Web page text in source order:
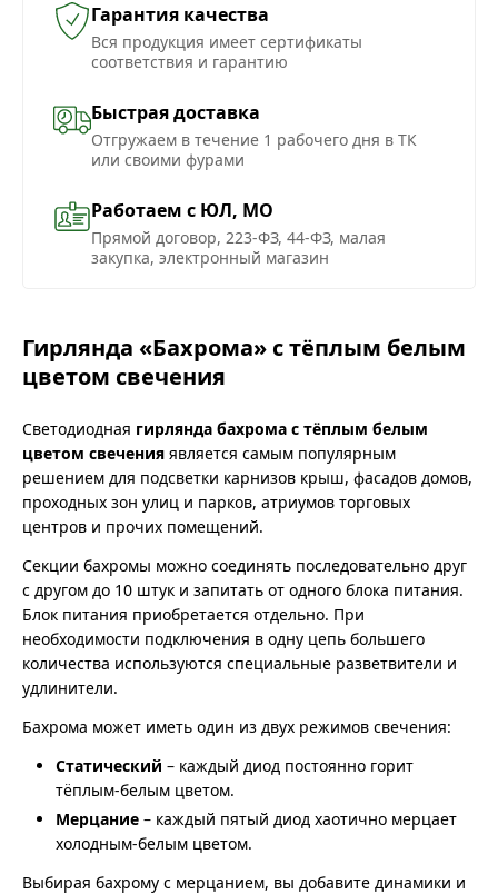
Гарантия качества
Вся продукция имеет сертификаты
соответствия и гарантию
Быстрая доставка
Отгружаем в течение 1 рабочего дня в ТК
или своими фурами
Работаем с ЮЛ, МО
Прямой договор, 223-ФЗ, 44-ФЗ, малая
закупка, электронный магазин
Гирлянда «Бахрома» с тёплым белым
цветом свечения
Светодиодная гирлянда бахрома с тёплым белым
цветом свечения является самым популярным
решением для подсветки карнизов крыш, фасадов домов,
проходных зон улиц и парков, атриумов торговых
центров и прочих помещений.
Секции бахромы можно соединять последовательно друг
с другом до 10 штук и запитать от одного блока питания.
Блок питания приобретается отдельно. При
необходимости подключения в одну цепь большего
количества используются специальные разветвители и
удлинители.
Бахрома может иметь один из двух режимов свечения:
Статический – каждый диод постоянно горит
тёплым-белым цветом.
Мерцание – каждый пятый диод хаотично мерцает
холодным-белым цветом.
Выбирая бахрому с мерцанием, вы добавите динамики и